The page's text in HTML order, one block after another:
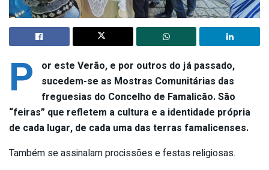
P
or este Verão, e por outros do já passado,
sucedem-se as Mostras Comunitárias das
freguesias do Concelho de Famalicão. São
“feiras” que refletem a cultura e a identidade própria
de cada lugar, de cada uma das terras famalicenses.
Também se assinalam procissões e festas religiosas.